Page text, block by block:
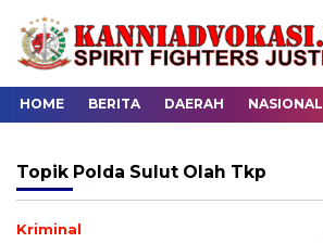
HOME BERITA DAERAH NASIONAL
Topik Polda Sulut Olah Tkp
Kriminal